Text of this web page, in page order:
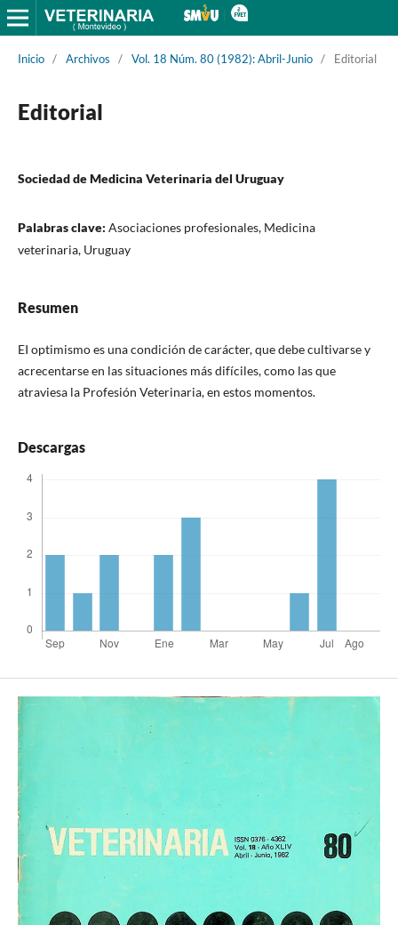
Inicio / Archivos / Vol. 18 Núm. 80 (1982): Abril-Junio / Editorial
Editorial
Sociedad de Medicina Veterinaria del Uruguay
Palabras clave: Asociaciones profesionales, Medicina
veterinaria, Uruguay
Resumen
EI optimismo es una condición de carácter, que debe cultivarse y
acrecentarse en las situaciones más difíciles, como las que
atraviesa la Profesión Veterinaria, en estos momentos.
Descargas